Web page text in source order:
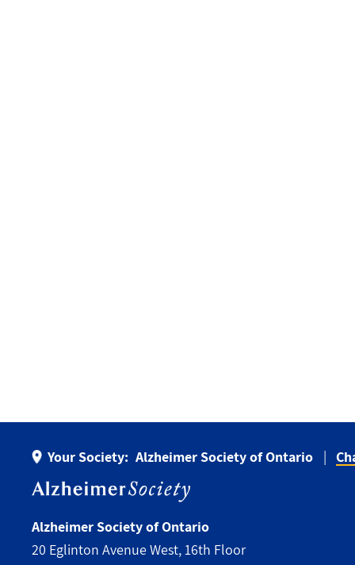
Your Society: Alzheimer Society of Ontario
Alzheimer Society of Ontario
20 Eglinton Avenue West, 16th Floor